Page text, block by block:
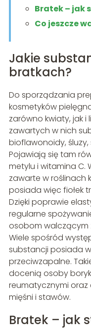
Bratek – jak
Co jeszcze
Jakie
bratkach?
Do sporządzania
kosmetyków
zarówno kwiaty, jak
zawartych w nich
bioflawonoidy, śluzy,
Pojawiają się tam
metylu i witamina C.
zawarte w roślinach
posiada więc fiołek
Dzięki poprawie
regularne
osobom walczącym
Wiele spośród
substancji posiada
przeciwzapalne.
docenią osoby
reumatycznymi
mięśni i stawów.
Bratek – jak